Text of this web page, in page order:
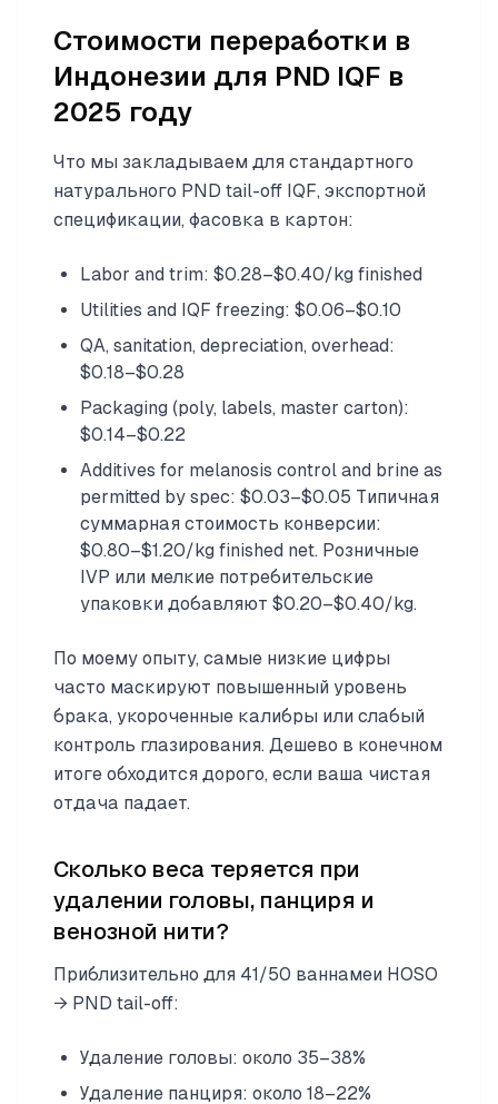
Стоимости переработки в
Индонезии для PND IQF в
2025 году
Что мы закладываем для стандартного
натурального PND tail-off IQF, экспортной
спецификации, фасовка в картон:
Labor and trim: $0.28–$0.40/kg finished
Utilities and IQF freezing: $0.06–$0.10
QA, sanitation, depreciation, overhead:
$0.18–$0.28
Packaging (poly, labels, master carton):
$0.14–$0.22
Additives for melanosis control and brine as
permitted by spec: $0.03–$0.05 Типичная
суммарная стоимость конверсии:
$0.80–$1.20/kg finished net. Розничные
IVP или мелкие потребительские
упаковки добавляют $0.20–$0.40/kg.
По моему опыту, самые низкие цифры
часто маскируют повышенный уровень
брака, укороченные калибры или слабый
контроль глазирования. Дешево в конечном
итоге обходится дорого, если ваша чистая
отдача падает.
Сколько веса теряется при
удалении головы, панциря и
венозной нити?
Приблизительно для 41/50 ваннамеи HOSO
→ PND tail-off:
Удаление головы: около 35–38%
Удаление панциря: около 18–22%